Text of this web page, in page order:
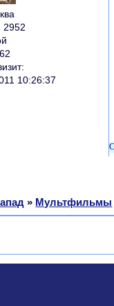
2952
10:26:37
» Мультфильмы